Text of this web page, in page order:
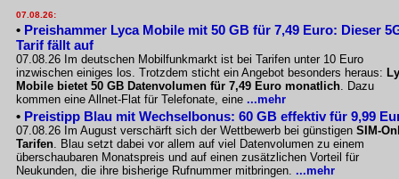
07.08.26:
• Preishammer Lyca Mobile mit 50 GB für 7,49 Euro: Dieser
Tarif fällt auf
07.08.26 Im deutschen Mobilfunkmarkt ist bei Tarifen unter 10 Euro
inzwischen einiges los. Trotzdem sticht ein Angebot besonders heraus:
Mobile bietet 50 GB Datenvolumen für 7,49 Euro monatlich. Dazu
kommen eine Allnet-Flat für Telefonate, eine ...mehr
• Preistipp Blau mit Wechselbonus: 60 GB effektiv für 9,99
07.08.26 Im August verschärft sich der Wettbewerb bei günstigen SIM-
Tarifen. Blau setzt dabei vor allem auf viel Datenvolumen zu einem
überschaubaren Monatspreis und auf einen zusätzlichen Vorteil für
Neukunden, die ihre bisherige Rufnummer mitbringen. ...mehr